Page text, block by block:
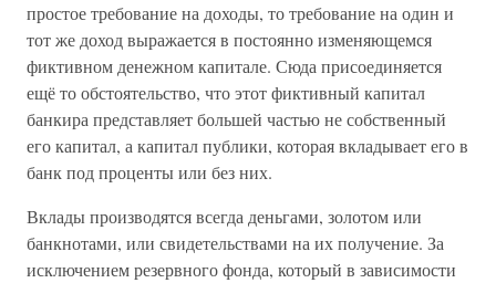
простое требование на доходы, то требование на один и
тот же доход выражается в постоянно изменяющемся
фиктивном денежном капитале. Сюда присоединяется
ещё то обстоятельство, что этот фиктивный капитал
банкира представляет большей частью не собственный
его капитал, а капитал публики, которая вкладывает его в
банк под проценты или без них.
Вклады производятся всегда деньгами, золотом или
банкнотами, или свидетельствами на их получение. За
исключением резервного фонда, который в зависимости